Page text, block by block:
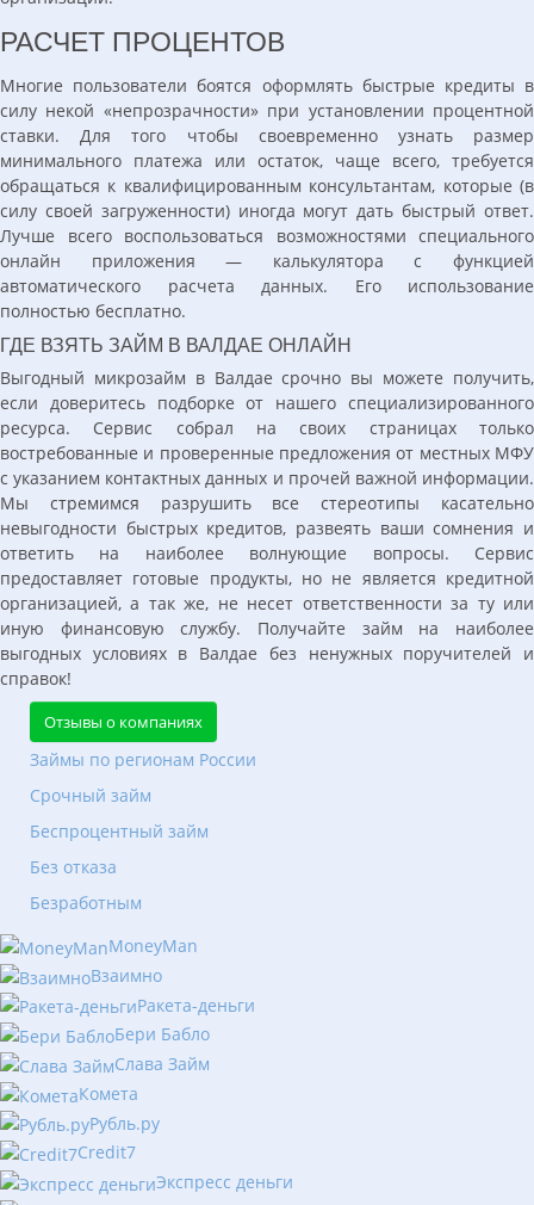
РАСЧЕТ ПРОЦЕНТОВ
Многие пользователи боятся оформлять быстрые кредиты в
силу некой «непрозрачности» при установлении процентной
ставки. Для того чтобы своевременно узнать размер
минимального платежа или остаток, чаще всего, требуется
обращаться к квалифицированным консультантам, которые (в
силу своей загруженности) иногда могут дать быстрый ответ.
Лучше всего воспользоваться возможностями специального
онлайн приложения — калькулятора с функцией
автоматического расчета данных. Его использование
полностью бесплатно.
ГДЕ ВЗЯТЬ ЗАЙМ В ВАЛДАЕ ОНЛАЙН
Выгодный микрозайм в Валдае срочно вы можете получить,
если доверитесь подборке от нашего специализированного
ресурса. Сервис собрал на своих страницах только
востребованные и проверенные предложения от местных МФУ
с указанием контактных данных и прочей важной информации.
Мы стремимся разрушить все стереотипы касательно
невыгодности быстрых кредитов, развеять ваши сомнения и
ответить на наиболее волнующие вопросы. Сервис
предоставляет готовые продукты, но не является кредитной
организацией, а так же, не несет ответственности за ту или
иную финансовую службу. Получайте займ на наиболее
выгодных условиях в Валдае без ненужных поручителей и
справок!
Отзывы о компаниях
Займы по регионам России
Срочный займ
Беспроцентный займ
Без отказа
Безработным
MoneyMan
Взаимно
Ракета-деньги
Бери Бабло
Слава Займ
Комета
Рубль.ру
Сredit7
Экспресс деньги